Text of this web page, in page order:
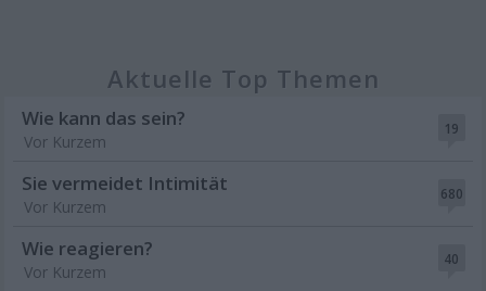
Aktuelle Top Themen
19
Wie kann das sein?
Vor Kurzem
680
Sie vermeidet Intimität
Vor Kurzem
40
Wie reagieren?
Vor Kurzem